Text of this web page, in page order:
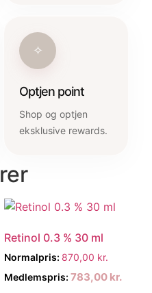
✧
Optjen point
Shop og optjen
eksklusive rewards.
Retinol 0.3 % 30 ml
Normalpris: 870,00 kr.
Medlemspris:783,00 kr.